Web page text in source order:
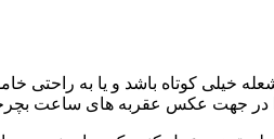
پیلوت معمولا نباید از ۶ میلی متر کمتر
را در جهت عکس عقربه های ساعت